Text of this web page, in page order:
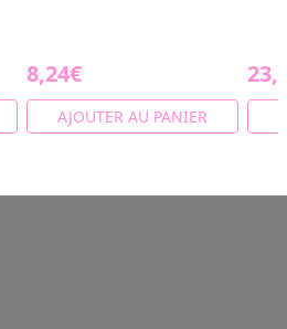
8,24€
AJOUTER AU PANIER